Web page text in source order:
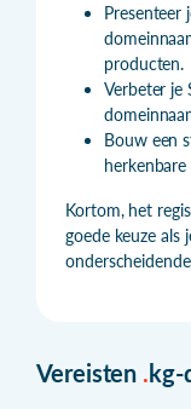
Presenteer
producten.
Verbeter je
Bouw een
Kortom, het
goede keuze als
Vereisten .kg-